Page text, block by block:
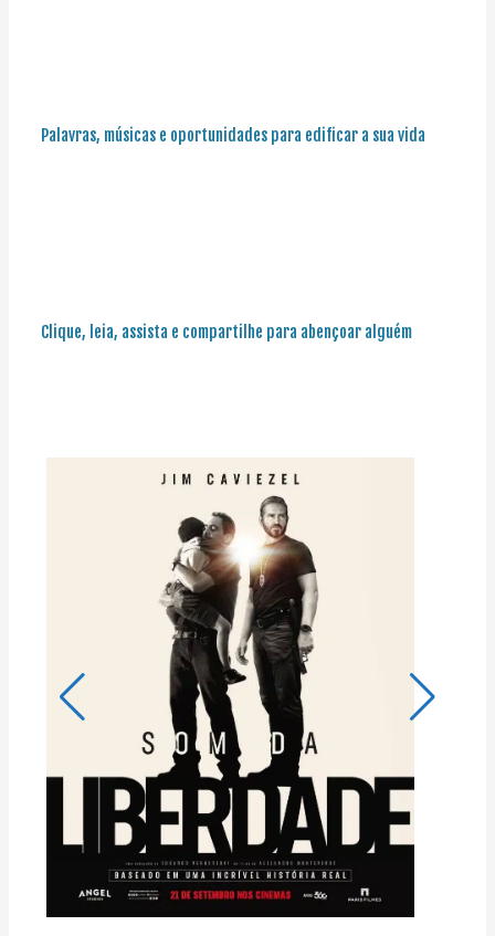
Palavras, músicas e oportunidades para edificar a sua vida
Clique, leia, assista e compartilhe para abençoar alguém